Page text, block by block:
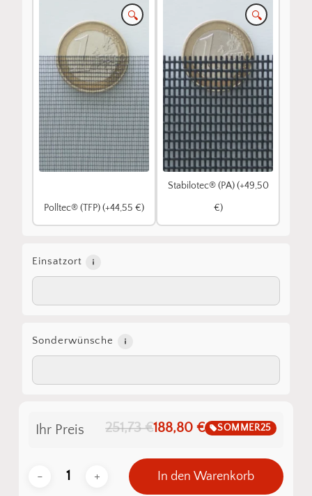
🔍
Polltec® (TFP) (+44,55 €)
🔍
Stabilotec® (PA) (+49,50
€)
Einsatzort
Sonderwünsche
Ihr Preis 251,73 €188,80 € SOMMER25
In den Warenkorb